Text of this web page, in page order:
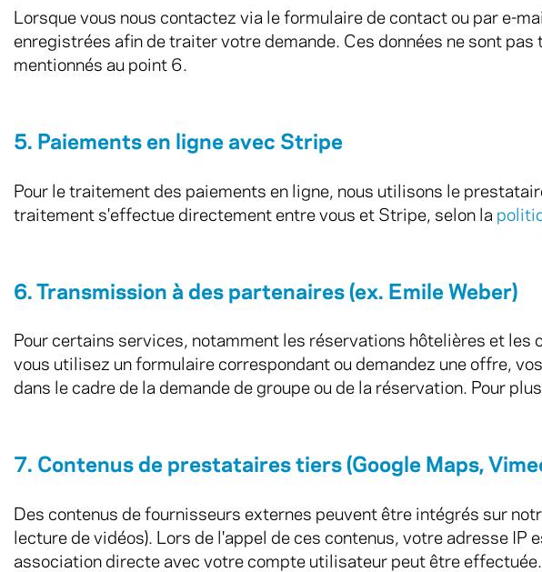
Lorsque vous nous contactez via le formulaire de contact ou par e-
enregistrées afin de traiter votre demande. Ces données ne sont
mentionnés au point 6.
5. Paiements en ligne avec Stripe
Pour le traitement des paiements en ligne, nous utilisons le
traitement s'effectue directement entre vous et Stripe, selon la
6. Transmission à des partenaires (ex. Emile Weber)
Pour certains services, notamment les réservations hôtelières et
vous utilisez un formulaire correspondant ou demandez une offre,
dans le cadre de la demande de groupe ou de la réservation. Pour
7. Contenus de prestataires tiers (Google Maps,
Des contenus de fournisseurs externes peuvent être intégrés sur
lecture de vidéos). Lors de l'appel de ces contenus, votre adresse
association directe avec votre compte utilisateur peut être effectuée.